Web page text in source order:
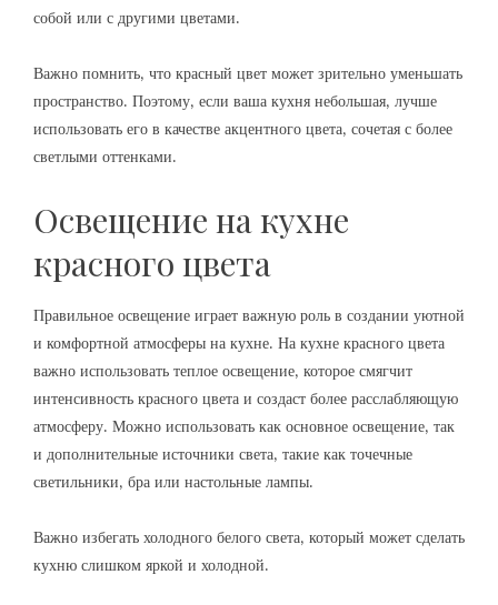
собой или с другими цветами.
Важно помнить‚ что красный цвет может зрительно уменьшать
пространство. Поэтому‚ если ваша кухня небольшая‚ лучше
использовать его в качестве акцентного цвета‚ сочетая с более
светлыми оттенками.
Освещение на кухне
красного цвета
Правильное освещение играет важную роль в создании уютной
и комфортной атмосферы на кухне. На кухне красного цвета
важно использовать теплое освещение‚ которое смягчит
интенсивность красного цвета и создаст более расслабляющую
атмосферу. Можно использовать как основное освещение‚ так
и дополнительные источники света‚ такие как точечные
светильники‚ бра или настольные лампы.
Важно избегать холодного белого света‚ который может сделать
кухню слишком яркой и холодной.